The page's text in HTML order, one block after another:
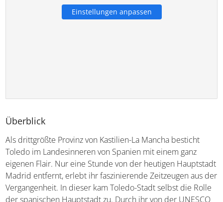
Einstellungen anpassen
Überblick
Als drittgrößte Provinz von Kastilien-La Mancha besticht
Toledo im Landesinneren von Spanien mit einem ganz
eigenen Flair. Nur eine Stunde von der heutigen
Hauptstadt Madrid entfernt, erlebt ihr faszinierende
Zeitzeugen aus der Vergangenheit. In dieser kam Toledo-
Stadt selbst die Rolle der spanischen Hauptstadt zu.